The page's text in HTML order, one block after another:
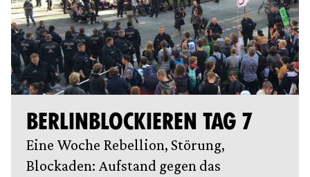
BERLINBLOCKIEREN TAG 7
Eine Woche Rebellion, Störung,
Blockaden: Aufstand gegen das